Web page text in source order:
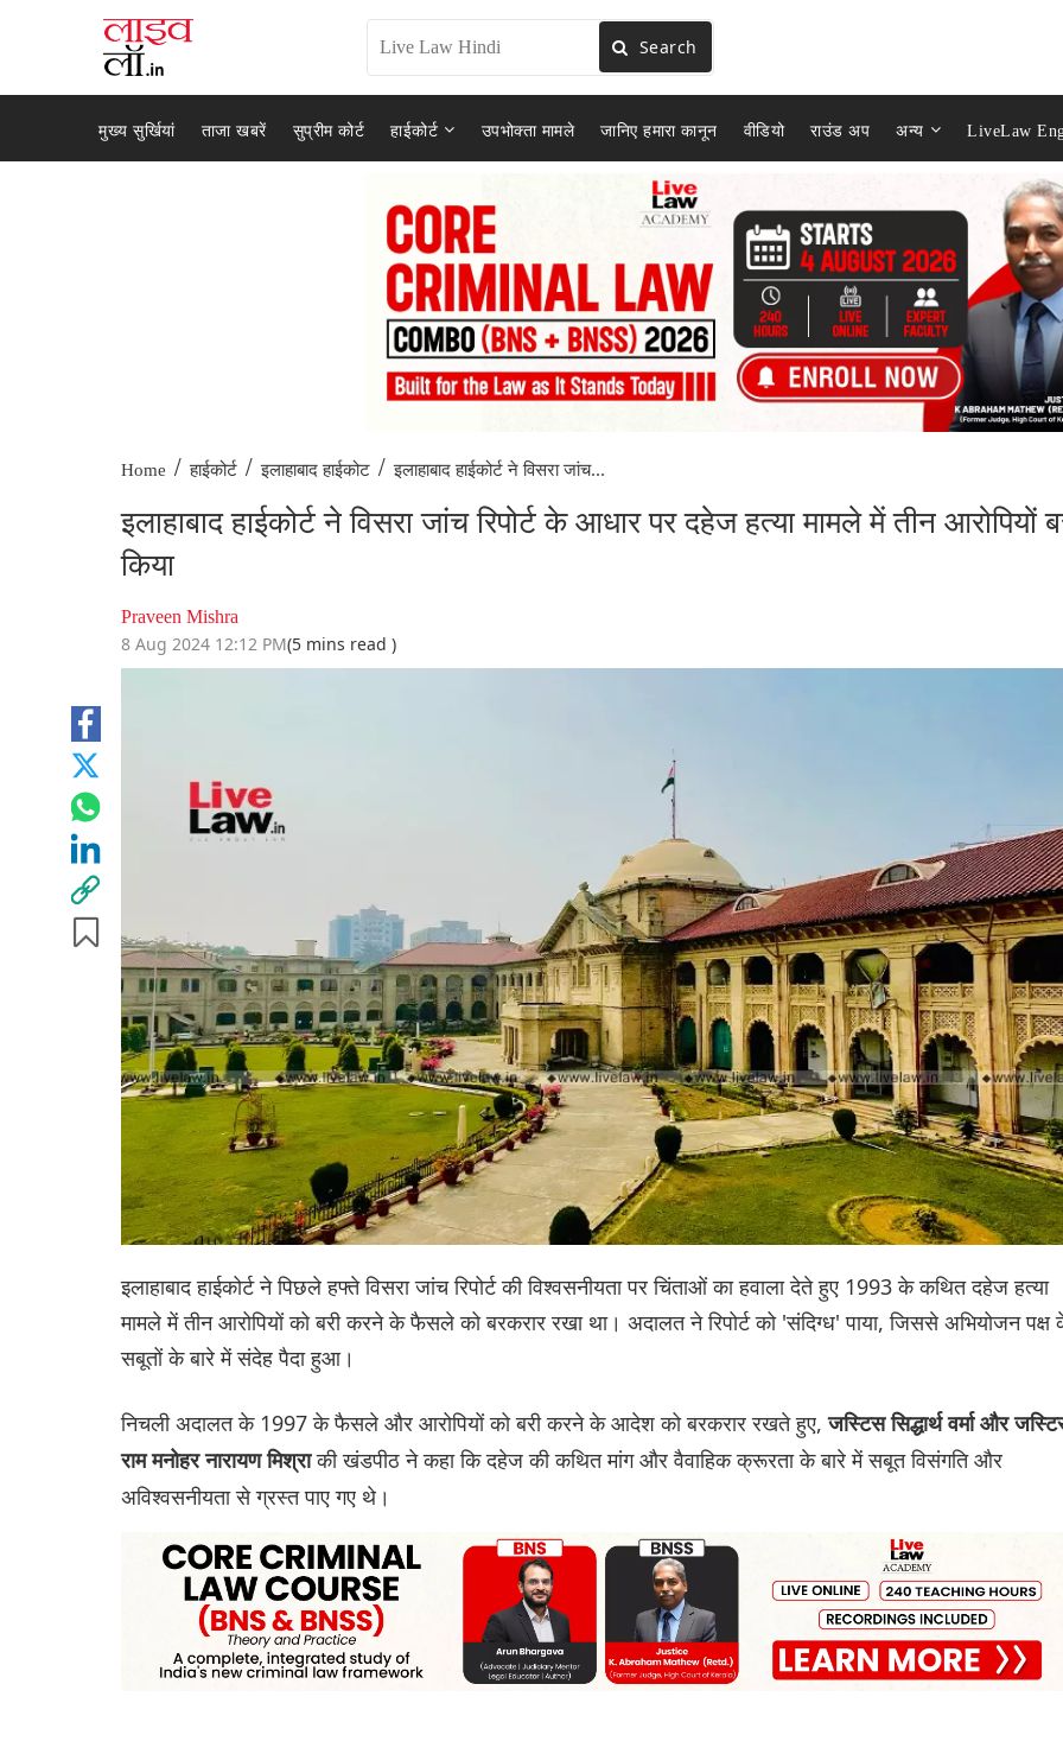
Search
मुख्य सुर्खियां ताजा खबरें सुप्रीम कोर्ट हाईकोर्ट उपभोक्ता मामले जानिए हमारा कानून वीडियो राउंड अप अन्य LiveLaw
Home / हाईकोर्ट / इलाहाबाद हाईकोट / इलाहाबाद हाईकोर्ट ने विसरा जांच...
इलाहाबाद हाईकोर्ट ने विसरा जांच रिपोर्ट के आधार पर दहेज हत्या मामले में तीन आरोपियों
किया
Praveen Mishra
8 Aug 2024 12:12 PM(5 mins read )
इलाहाबाद हाईकोर्ट ने पिछले हफ्ते विसरा जांच रिपोर्ट की विश्वसनीयता पर चिंताओं का हवाला देते हुए 1993 के कथित दहेज हत्या
मामले में तीन आरोपियों को बरी करने के फैसले को बरकरार रखा था। अदालत ने रिपोर्ट को 'संदिग्ध' पाया, जिससे अभियोजन पक्ष
सबूतों के बारे में संदेह पैदा हुआ।
निचली अदालत के 1997 के फैसले और आरोपियों को बरी करने के आदेश को बरकरार रखते हुए,जस्टिस सिद्धार्थ वर्मा और
राम मनोहर नारायण मिश्राकी खंडपीठ ने कहा कि दहेज की कथित मांग और वैवाहिक क्रूरता के बारे में सबूत विसंगति और
अविश्वसनीयता से ग्रस्त पाए गए थे।